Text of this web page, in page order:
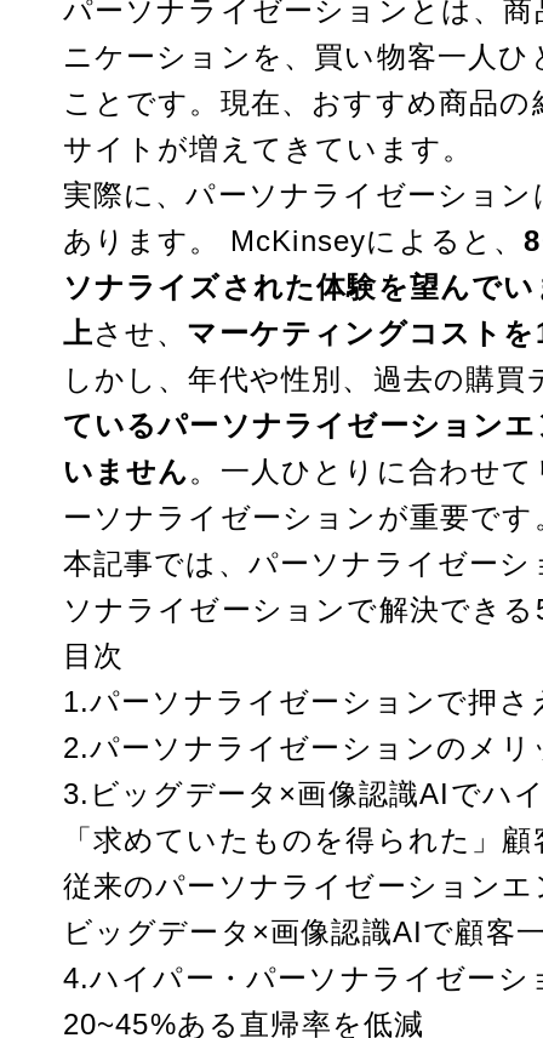
a
k
e
d
I
n
i
n
t
e
r
e
t
パーソナライゼーションとは、
ニケーションを、買い物客一人
ことです。 現在、おすすめ商品
サイトが増えてきています。
実際に、パーソナライゼーショ
あります。 McKinseyによると、
ソナライズされた体験を望んでい
上させ、 マーケティングコストを
しかし、年代や性別、過去の購
ているパーソナライゼーション
いません。一人ひとりに合わせ
ーソナライゼーションが重要です
本記事では、パーソナライゼー
ソナライゼーションで解決でき
目次
1.パーソナライゼーションで押
2.パーソナライゼーションのメリ
3.ビッグデータ×画像認識AIでハ
「求めていたものを得られた」
従来のパーソナライゼーション
ビッグデータ×画像認識AIで顧客
4.ハイパー・パーソナライゼー
20~45%ある直帰率を低減